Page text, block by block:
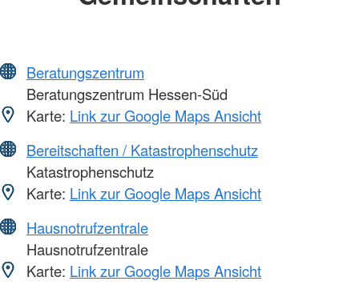
Beratungszentrum
Beratungszentrum Hessen-Süd
Karte: Link zur Google Maps Ansicht
Bereitschaften / Katastrophenschutz
Katastrophenschutz
Karte: Link zur Google Maps Ansicht
Hausnotrufzentrale
Hausnotrufzentrale
Karte: Link zur Google Maps Ansicht